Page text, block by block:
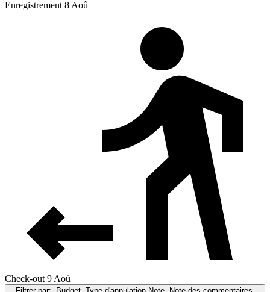
Enregistrement 8 Aoû
Check-out 9 Aoû